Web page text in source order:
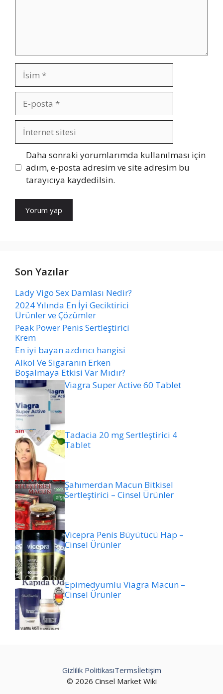
İsim
posta
İnternet
sitesi
Daha sonraki yorumlarımda kullanılması için
adım, e-posta adresim ve site adresim bu
tarayıcıya kaydedilsin.
Son Yazılar
Lady Vigo Sex Damlası Nedir?
2024 Yılında En İyi Geciktirici
Ürünler ve Çözümler
Peak Power Penis Sertleştirici
Krem
En iyi bayan azdırıcı hangisi
Alkol Ve Sigaranın Erken
Boşalmaya Etkisi Var Mıdır?
Viagra Super Active 60 Tablet
Tadacia 20 mg Sertleştirici 4
Tablet
Şahımerdan Macun Bitkisel
Sertleştirici – Cinsel Ürünler
Vicepra Penis Büyütücü Hap –
Cinsel Ürünler
Epimedyumlu Viagra Macun –
Cinsel Ürünler
© 2026 Cinsel Market Wiki
Gizlilik PolitikasıTermsİletişim